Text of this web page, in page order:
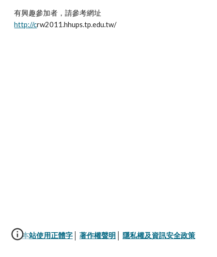
http://crw2011.hhups.tp.edu.tw/
本站使用正體字 著作權聲明 隱私權及資訊安全政策